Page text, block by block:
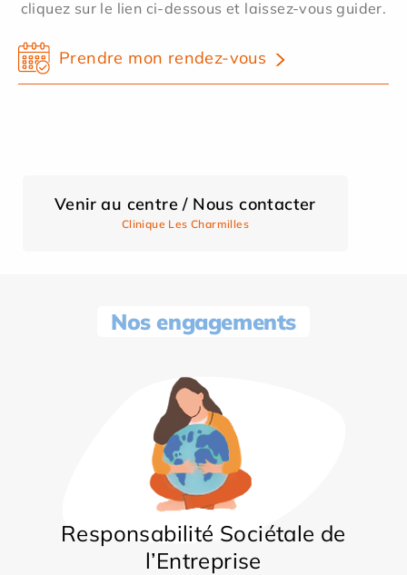
cliquez sur le lien ci-dessous et laissez-vous guider.
Prendre mon rendez-vous
Venir au centre / Nous contacter
Clinique Les Charmilles
Nos engagements
Responsabilité Sociétale de
l’Entreprise